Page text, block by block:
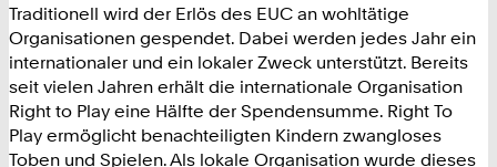
Traditionell wird der Erlös des EUC an wohltätige
Organisationen gespendet. Dabei werden jedes Jahr ein
internationaler und ein lokaler Zweck unterstützt. Bereits
seit vielen Jahren erhält die internationale Organisation
Right to Play eine Hälfte der Spendensumme. Right To
Play ermöglicht benachteiligten Kindern zwangloses
Toben und Spielen. Als lokale Organisation wurde dieses